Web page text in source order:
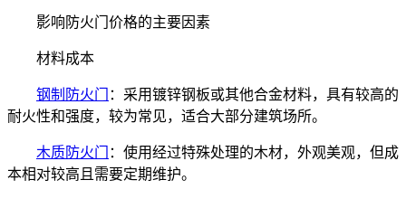
影响防火门价格的主要因素
材料成本
钢制防火门
：采用镀锌钢板或其他合金材料，具有较高的
耐火性和强度，较为常见，适合大部分建筑场所。
木质防火门
：使用经过特殊处理的木材，外观美观，但成
本相对较高且需要定期维护。